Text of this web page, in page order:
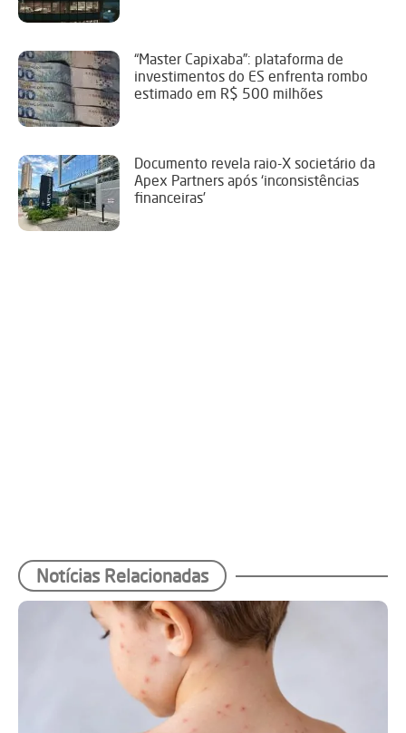
“Master Capixaba”: plataforma de
investimentos do ES enfrenta rombo
estimado em R$ 500 milhões
Documento revela raio-X societário da
Apex Partners após ‘inconsistências
financeiras’
Notícias Relacionadas